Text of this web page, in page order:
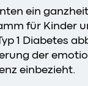
ein
für Kinder
1 Diabetes
der
einbezieht.